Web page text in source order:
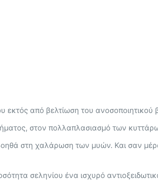
εκτός από βελτίωση του
στον πολλαπλασιασμό των
βοηθά στη χαλάρωση των μυών. Και σαν
σεληνίου ένα ισχυρό